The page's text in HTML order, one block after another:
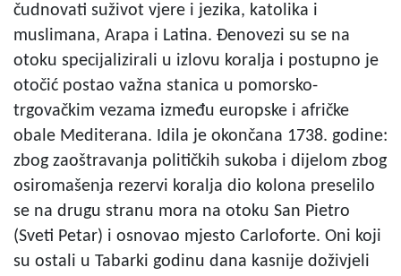
čudnovati suživot vjere i jezika, katolika i
muslimana, Arapa i Latina. Đenovezi su se na
otoku specijalizirali u izlovu koralja i postupno je
otočić postao važna stanica u pomorsko-
trgovačkim vezama između europske i afričke
obale Mediterana. Idila je okončana 1738. godine:
zbog zaoštravanja političkih sukoba i dijelom zbog
osiromašenja rezervi koralja dio kolona preselilo
se na drugu stranu mora na otoku San Pietro
(Sveti Petar) i osnovao mjesto Carloforte. Oni koji
su ostali u Tabarki godinu dana kasnije doživjeli